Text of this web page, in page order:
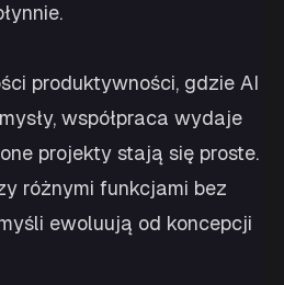
produktywności, gdzie AI
współpraca wydaje
projekty stają się proste.
różnymi funkcjami bez
ewoluują od koncepcji